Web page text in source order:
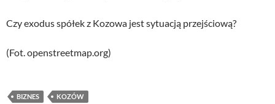
Czy exodus spółek z Kozowa jest sytuacją przejściową?
(Fot. openstreetmap.org)
BIZNES KOZÓW